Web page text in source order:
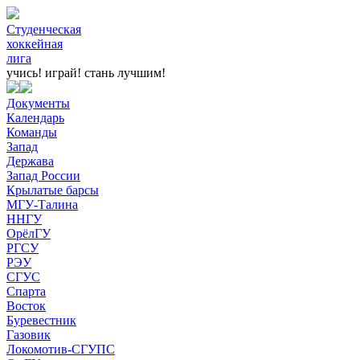
Студенческая
хоккейная
лига
учись! играй! стань лучшим!
Документы
Календарь
Команды
Запад
Держава
Запад России
Крылатые барсы
МГУ-Талина
ННГУ
ОрёлГУ
РГСУ
РЭУ
СГУС
Спарта
Восток
Буревестник
Газовик
Локомотив-СГУПС